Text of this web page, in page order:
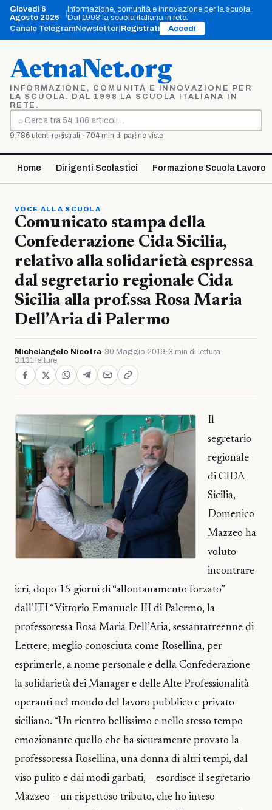
Vai
contenuto
Giovedì 6
Agosto 2026
Informazione, comunità e innovazione per la scuola.
Dal 1998 la scuola italiana in rete.
Canale TelegramNewsletter Registrati Accedi
AetnaNet.org
INFORMAZIONE, COMUNITÀ E INNOVAZIONE PER
LA SCUOLA. DAL 1998 LA SCUOLA ITALIANA IN
RETE.
⌕
Cerca
9.786 utenti registrati · 704 mln di pagine viste
Home Dirigenti Scolastici Formazione Scuola Lavoro
VOCE ALLA SCUOLA
Comunicato stampa della
Confederazione Cida Sicilia,
relativo alla solidarietà espressa
dal segretario regionale Cida
Sicilia alla prof.ssa Rosa Maria
Dell’Aria di Palermo
Michelangelo Nicotra· 30 Maggio 2019 · 3 min di lettura·
3.131 letture
Il
segretario
regionale
di CIDA
Sicilia,
Domenico
Mazzeo ha
voluto
incontrare
ieri, dopo 15 giorni di “allontanamento forzato”
dall’ITI “Vittorio Emanuele III di Palermo, la
professoressa Rosa Maria Dell’Aria, sessantatreenne di
Lettere, meglio conosciuta come Rosellina, per
esprimerle, a nome personale e della Confederazione
la solidarietà dei Manager e delle Alte Professionalità
operanti nel mondo del lavoro pubblico e privato
siciliano. “Un rientro bellissimo e nello stesso tempo
emozionante quello che ha sicuramente provato la
professoressa Rosellina, una donna di altri tempi, dal
viso pulito e dai modi garbati, – esordisce il segretario
Mazzeo – un rispettoso tributo, che ho inteso